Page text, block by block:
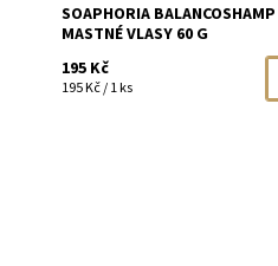
SOAPHORIA
MASTNÉ VLASY 60 G
195 Kč
195 Kč / 1 ks